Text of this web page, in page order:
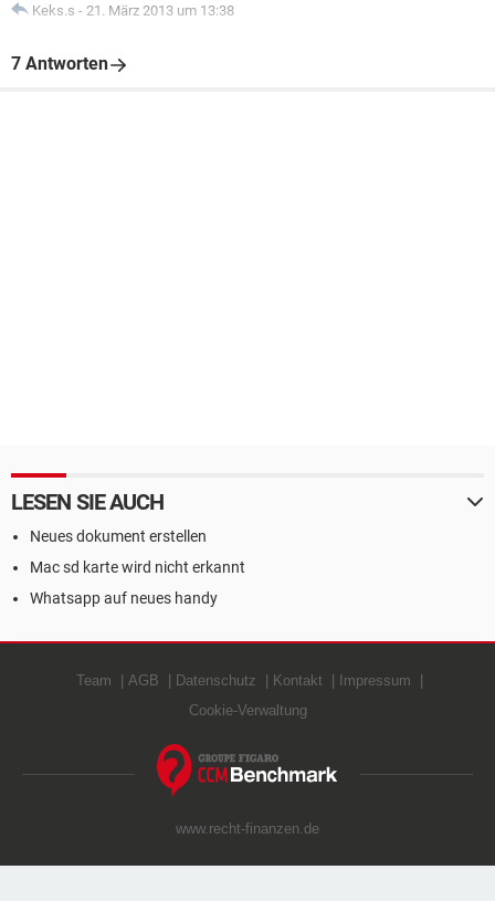
Keks.s - 21. März 2013 um 13:38
7 Antworten
LESEN SIE AUCH
Neues dokument erstellen
Mac sd karte wird nicht erkannt
Whatsapp auf neues handy
Team AGB Datenschutz Kontakt
Impressum
Cookie-Verwaltung
www.recht-finanzen.de